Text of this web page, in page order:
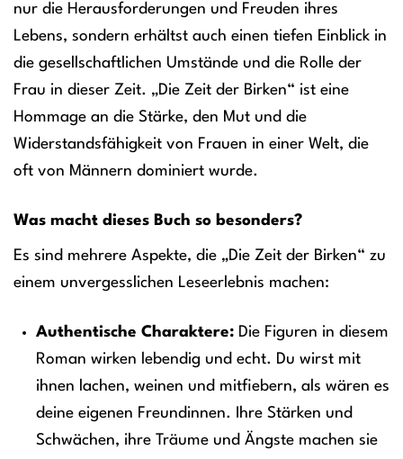
nur die Herausforderungen und Freuden ihres
Lebens, sondern erhältst auch einen tiefen Einblick in
die gesellschaftlichen Umstände und die Rolle der
Frau in dieser Zeit. „Die Zeit der Birken“ ist eine
Hommage an die Stärke, den Mut und die
Widerstandsfähigkeit von Frauen in einer Welt, die
oft von Männern dominiert wurde.
Was macht dieses Buch so besonders?
Es sind mehrere Aspekte, die „Die Zeit der Birken“ zu
einem unvergesslichen Leseerlebnis machen:
Authentische Charaktere:Die Figuren in diesem
Roman wirken lebendig und echt. Du wirst mit
ihnen lachen, weinen und mitfiebern, als wären es
deine eigenen Freundinnen. Ihre Stärken und
Schwächen, ihre Träume und Ängste machen sie